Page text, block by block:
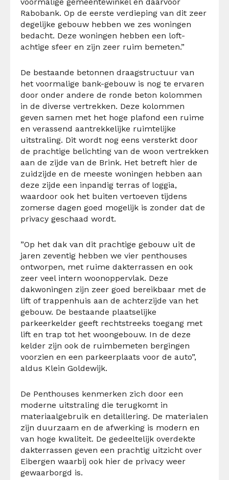
Rabobank. Op de eerste verdieping van dit zeer
degelijke gebouw hebben we zes woningen
bedacht. Deze woningen hebben een loft-
achtige sfeer en zijn zeer ruim bemeten.”
De bestaande betonnen draagstructuur van
het voormalige bank-gebouw is nog te ervaren
door onder andere de ronde beton kolommen
in de diverse vertrekken. Deze kolommen
geven samen met het hoge plafond een ruime
en verassend aantrekkelijke ruimtelijke
uitstraling. Dit wordt nog eens versterkt door
de prachtige belichting van de woon vertrekken
aan de zijde van de Brink. Het betreft hier de
zuidzijde en de meeste woningen hebben aan
deze zijde een inpandig terras of loggia,
waardoor ook het buiten vertoeven tijdens
zomerse dagen goed mogelijk is zonder dat de
privacy geschaad wordt.
”Op het dak van dit prachtige gebouw uit de
jaren zeventig hebben we vier penthouses
ontworpen, met ruime dakterrassen en ook
zeer veel intern woonoppervlak. Deze
dakwoningen zijn zeer goed bereikbaar met de
lift of trappenhuis aan de achterzijde van het
gebouw. De bestaande plaatselijke
parkeerkelder geeft rechtstreeks toegang met
lift en trap tot het woongebouw. In de deze
kelder zijn ook de ruimbemeten bergingen
voorzien en een parkeerplaats voor de auto”,
aldus Klein Goldewijk.
De Penthouses kenmerken zich door een
moderne uitstraling die terugkomt in
materiaalgebruik en detaillering. De materialen
zijn duurzaam en de afwerking is modern en
van hoge kwaliteit. De gedeeltelijk overdekte
dakterrassen geven een prachtig uitzicht over
Eibergen waarbij ook hier de privacy weer
gewaarborgd is.